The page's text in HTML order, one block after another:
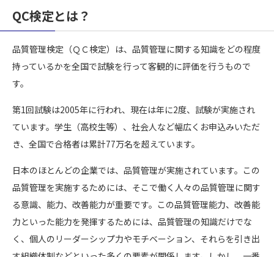
QC検定とは？
品質管理検定（ＱＣ検定）は、品質管理に関する知識をどの程度
持っているかを全国で試験を行って客観的に評価を行うもので
す。
第1回試験は2005年に行われ、現在は年に2度、試験が実施され
ています。学生（高校生等）、社会人など幅広くお申込みいただ
き、全国で合格者は累計77万名を超えています。
日本のほとんどの企業では、品質管理が実施されています。この
品質管理を実施するためには、そこで働く人々の品質管理に関す
る意識、能力、改善能力が重要です。この品質管理能力、改善能
力といった能力を発揮するためには、品質管理の知識だけでな
く、個人のリーダーシップ力やモチベーション、それらを引き出